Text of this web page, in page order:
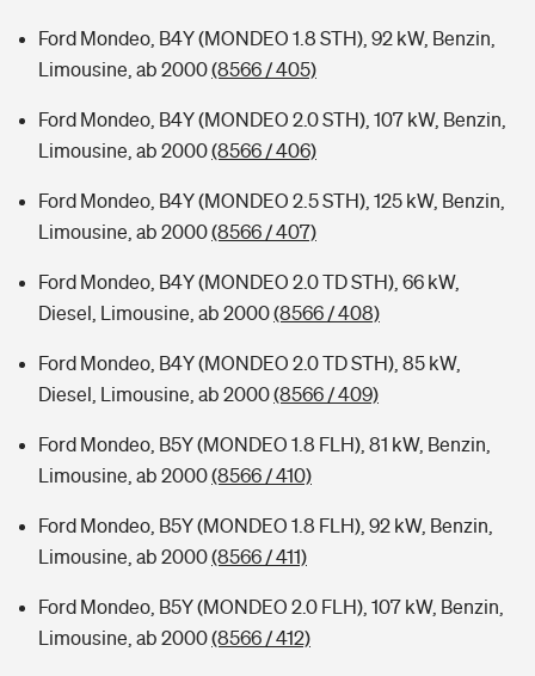
Ford Mondeo, B4Y (MONDEO 1.8 STH), 92 kW, Benzin,
Limousine, ab 2000(8566 / 405)
Ford Mondeo, B4Y (MONDEO 2.0 STH), 107 kW, Benzin,
Limousine, ab 2000(8566 / 406)
Ford Mondeo, B4Y (MONDEO 2.5 STH), 125 kW, Benzin,
Limousine, ab 2000(8566 / 407)
Ford Mondeo, B4Y (MONDEO 2.0 TD STH), 66 kW,
Diesel, Limousine, ab 2000(8566 / 408)
Ford Mondeo, B4Y (MONDEO 2.0 TD STH), 85 kW,
Diesel, Limousine, ab 2000(8566 / 409)
Ford Mondeo, B5Y (MONDEO 1.8 FLH), 81 kW, Benzin,
Limousine, ab 2000(8566 / 410)
Ford Mondeo, B5Y (MONDEO 1.8 FLH), 92 kW, Benzin,
Limousine, ab 2000(8566 / 411)
Ford Mondeo, B5Y (MONDEO 2.0 FLH), 107 kW, Benzin,
Limousine, ab 2000(8566 / 412)